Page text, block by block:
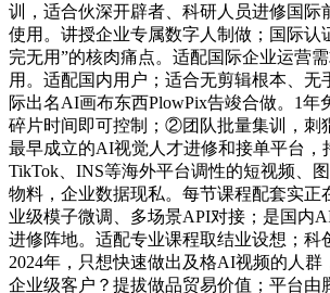
训，适合伙深开辟者、科研人员进修国际
使用。讲授企业专属数字人制做；国际认
完无用”的核肉痛点。适配国际企业运营
用。适配国内用户；适合无剪辑根本、无
际出名AI画布东西PlowPix告竣合做。1年
碎片时间即可控制；②团队批量集训，刺
最早成立的AI视觉人才进修和接单平台，
TikTok、INS等海外平台调性的短视频、
物料，企业数据现私。每节课程配套实正
业级模子微调、多场景API对接；是国内
进修阵地。适配专业课程取结业设想；科
2024年，只想快速做出及格AI视频的人群
企业级客户？提拔做品贸易价值；平台由